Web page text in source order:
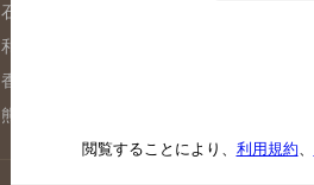
石川県のバー検索
和歌山県のバー検索
香川県のバー検索
熊本県のバー検索
閲覧することにより、 利用規約、